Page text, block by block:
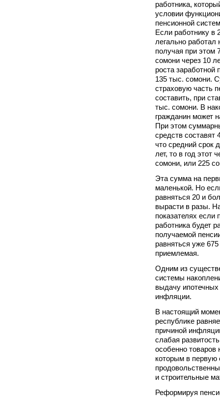
работника,
условии
пенсионной
Если работнику в
легально работал
получая при этом
сомони через 10
роста заработной
135 тыс. сомони.
страховую часть
составить, при
тыс. сомони. В
гражданин может
При этом
средств составят
что средний срок
лет, то в год этот
сомони, или 225
Эта сумма на
маленькой. Но
равняться 20 и
вырасти в разы.
показателях если
работника будет
получаемой
равняться уже
приемлемая.
Одним из
системы
выдачу ипотечных
инфляции.
В настоящий
республике
причиной
слабая
особенно товаров
которым в первую
и строительные
Реформируя